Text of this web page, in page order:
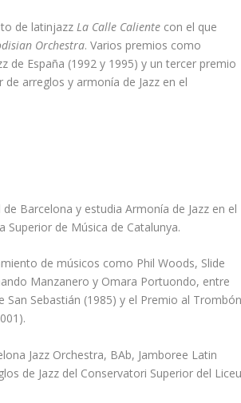
de latinjazzLa Calle Caliente con el que
Orchestra. Varios premios como
de España (1992 y 1995) y un tercer premio
arreglos y armonía de Jazz en el
Barcelona y estudia Armonía de Jazz en el
Superior de Música de Catalunya.
de músicos como Phil Woods, Slide
Manzanero y Omara Portuondo, entre
San Sebastián (1985) y el Premio al
Jazz Orchestra, BAb, Jamboree Latin
de Jazz del Conservatori Superior del